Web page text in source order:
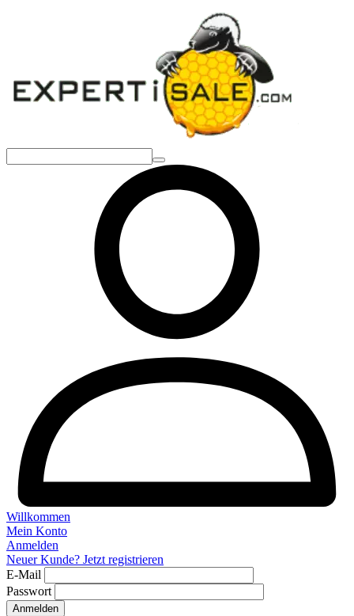
Willkommen
Mein Konto
Anmelden
Neuer Kunde? Jetzt registrieren
E-Mail
Passwort
Anmelden